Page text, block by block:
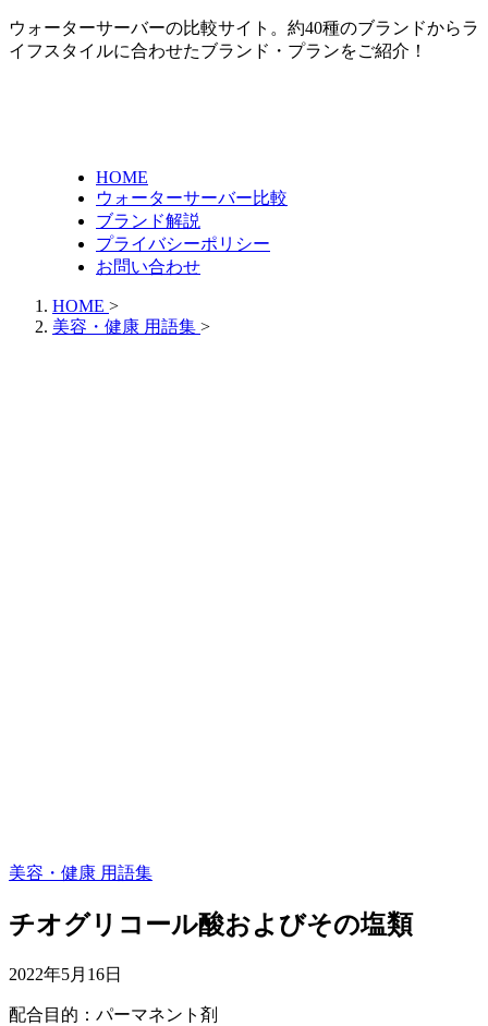
ウォーターサーバーの比較サイト。約40種のブランドからラ
イフスタイルに合わせたブランド・プランをご紹介！
HOME
ウォーターサーバー比較
ブランド解説
プライバシーポリシー
お問い合わせ
HOME >
美容・健康 用語集 >
美容・健康 用語集
チオグリコール酸およびその塩類
2022年5月16日
配合目的：パーマネント剤